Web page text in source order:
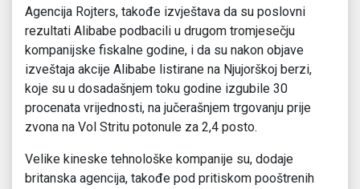
Agencija Rojters, takođe izvještava da su poslovni
rezultati Alibabe podbacili u drugom tromjesečju
kompanijske fiskalne godine, i da su nakon objave
izveštaja akcije Alibabe listirane na Njujorškoj berzi,
koje su u dosadašnjem toku godine izgubile 30
procenata vrijednosti, na jučerašnjem trgovanju prije
zvona na Vol Stritu potonule za 2,4 posto.
Velike kineske tehnološke kompanije su, dodaje
britanska agencija, takođe pod pritiskom pooštrenih